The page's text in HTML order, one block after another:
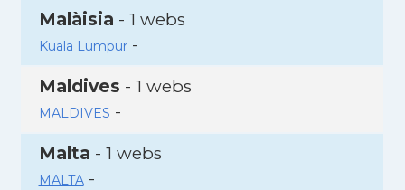
Malàisia - 1 webs
Kuala Lumpur-
Maldives - 1 webs
MALDIVES -
Malta - 1 webs
MALTA-